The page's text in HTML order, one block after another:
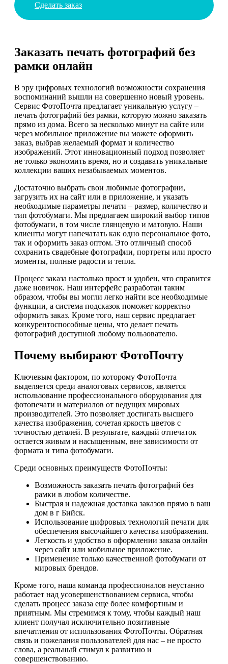
Сделать заказ
Заказать печать фотографий без
рамки онлайн
В эру цифровых технологий возможности сохранения
воспоминаний вышли на совершенно новый уровень.
Сервис ФотоПочта предлагает уникальную услугу –
печать фотографий без рамки, которую можно заказать
прямо из дома. Всего за несколько минут на сайте или
через мобильное приложение вы можете оформить
заказ, выбрав желаемый формат и количество
изображений. Этот инновационный подход позволяет
не только экономить время, но и создавать уникальные
коллекции ваших незабываемых моментов.
Достаточно выбрать свои любимые фотографии,
загрузить их на сайт или в приложение, и указать
необходимые параметры печати – размер, количество и
тип фотобумаги. Мы предлагаем широкий выбор типов
фотобумаги, в том числе глянцевую и матовую. Наши
клиенты могут напечатать как одно персональное фото,
так и оформить заказ оптом. Это отличный способ
сохранить свадебные фотографии, портреты или просто
моменты, полные радости и тепла.
Процесс заказа настолько прост и удобен, что справится
даже новичок. Наш интерфейс разработан таким
образом, чтобы вы могли легко найти все необходимые
функции, а система подсказок поможет корректно
оформить заказ. Кроме того, наш сервис предлагает
конкурентоспособные цены, что делает печать
фотографий доступной любому пользователю.
Почему выбирают ФотоПочту
Ключевым фактором, по которому ФотоПочта
выделяется среди аналоговых сервисов, является
использование профессионального оборудования для
фотопечати и материалов от ведущих мировых
производителей. Это позволяет достигать высшего
качества изображения, сочетая яркость цветов с
точностью деталей. В результате, каждый отпечаток
остается живым и насыщенным, вне зависимости от
формата и типа фотобумаги.
Среди основных преимуществ ФотоПочты:
Возможность заказать печать фотографий без
рамки в любом количестве.
Быстрая и надежная доставка заказов прямо в ваш
дом в г Бийск.
Использование цифровых технологий печати для
обеспечения высочайшего качества изображения.
Легкость и удобство в оформлении заказа онлайн
через сайт или мобильное приложение.
Применение только качественной фотобумаги от
мировых брендов.
Кроме того, наша команда профессионалов неустанно
работает над усовершенствованием сервиса, чтобы
сделать процесс заказа еще более комфортным и
приятным. Мы стремимся к тому, чтобы каждый наш
клиент получал исключительно позитивные
впечатления от использования ФотоПочты. Обратная
связь и пожелания пользователей для нас – не просто
слова, а реальный стимул к развитию и
совершенствованию.